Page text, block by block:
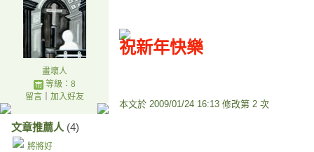
畫壞人
等級：8
留言｜ 加入好友
文章推薦人 (4)
將將好
祝新年快樂
本文於 2009/01/24 16:13 修改第 2 次